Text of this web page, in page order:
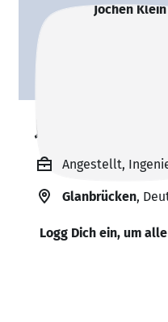
Jochen Klein
Angestellt,
Glanbrücken,
Logg Dich ein, um